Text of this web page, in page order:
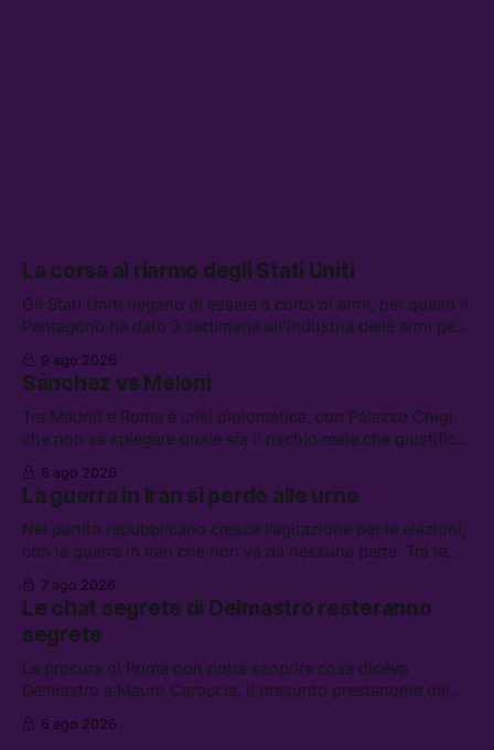
La corsa al riarmo degli Stati Uniti
Gli Stati Uniti negano di essere a corto di armi, per quello il
Pentagono ha dato 3 settimane all’industria delle armi per
continuerà ad usare i servizi di Palantir, la protesta contro
La Russa, e la centrale elettrica di Amazon in Texas
9 ago 2026
Sánchez vs Meloni
Tra Madrid e Roma è crisi diplomatica, con Palazzo Chigi
che non sa spiegare quale sia il rischio reale che giustifica
di difesa tra Arabia Saudita, Pakistan e Turchia, la crisi del
carburante irregolare, e un altro caso di IA ribelle
8 ago 2026
La guerra in Iran si perde alle urne
Nel partito repubblicano cresce l’agitazione per le elezioni,
con la guerra in Iran che non va da nessuna parte. Tra le
lavoro, Schlein prova a mettere in sicurezza la coalizione, e
che cos’è lo “Spiralismo,” la religione degli agenti IA
7 ago 2026
Le chat segrete di Delmastro resteranno
segrete
La procura di Roma non potrà scoprire cosa diceva
Delmastro a Mauro Caroccia, il presunto prestanome del
attacchi in Libano, il governo chiederà 36 miliardi di
6 ago 2026